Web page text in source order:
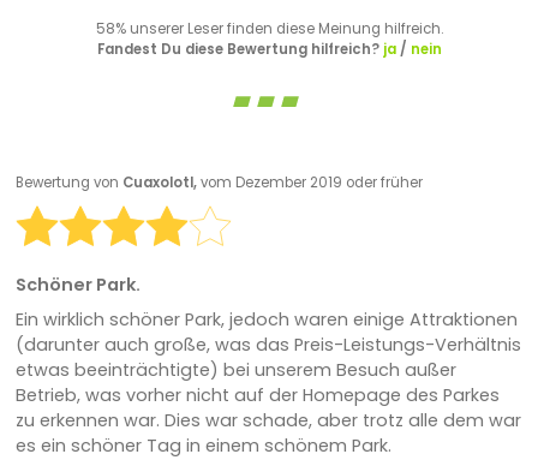
58% unserer Leser finden diese Meinung hilfreich.
Fandest Du diese Bewertung hilfreich? ja/ nein
Bewertung von Cuaxolotl,vom Dezember 2019 oder früher
Schöner Park.
Ein wirklich schöner Park, jedoch waren einige Attraktionen
(darunter auch große, was das Preis-Leistungs-Verhältnis
etwas beeinträchtigte) bei unserem Besuch außer
Betrieb, was vorher nicht auf der Homepage des Parkes
zu erkennen war. Dies war schade, aber trotz alle dem war
es ein schöner Tag in einem schönem Park.